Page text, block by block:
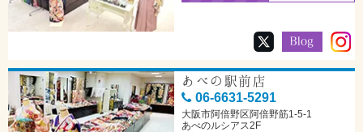
あべの駅前店
06-6631-5291
大阪市阿倍野区阿倍野筋1-5-1
あべのルシアス2F